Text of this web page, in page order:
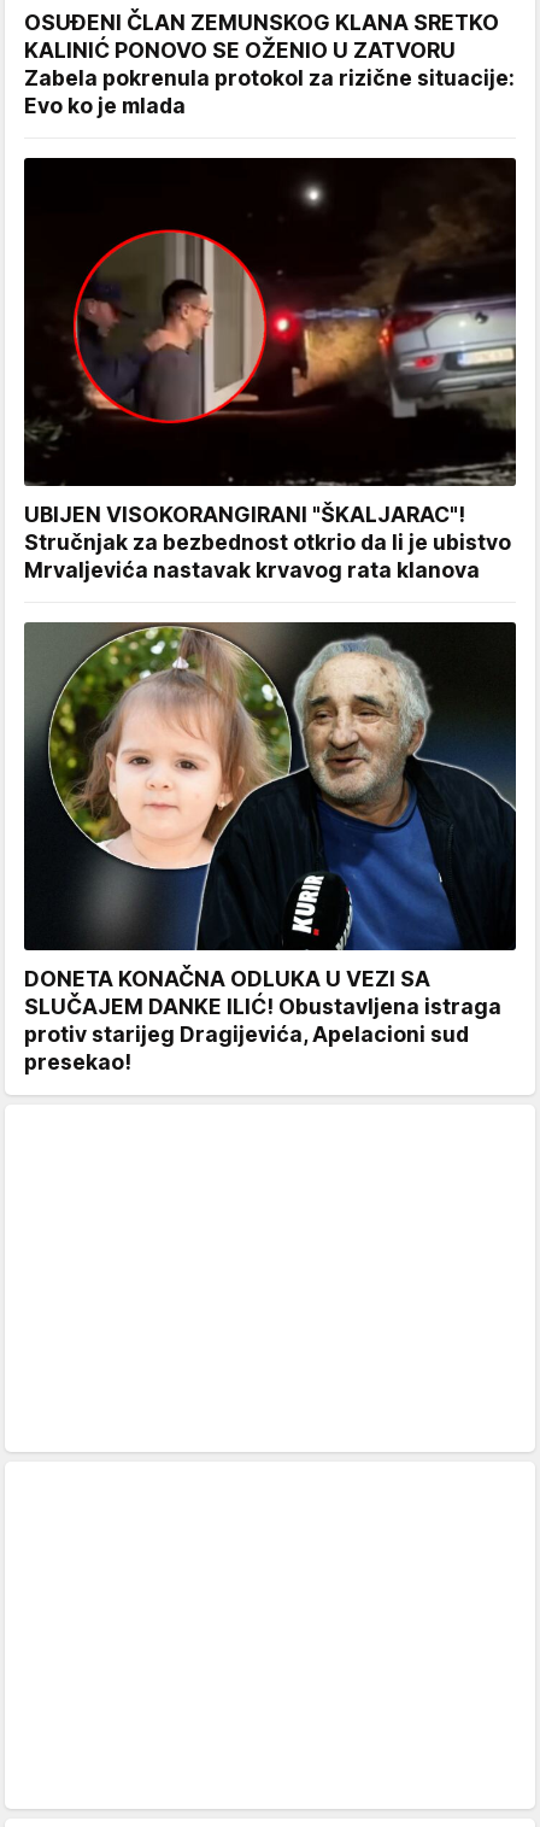
OSUĐENI ČLAN ZEMUNSKOG KLANA SRETKO
KALINIĆ PONOVO SE OŽENIO U ZATVORU
Zabela pokrenula protokol za rizične situacije:
Evo ko je mlada
UBIJEN VISOKORANGIRANI "ŠKALJARAC"!
Stručnjak za bezbednost otkrio da li je ubistvo
Mrvaljevića nastavak krvavog rata klanova
DONETA KONAČNA ODLUKA U VEZI SA
SLUČAJEM DANKE ILIĆ! Obustavljena istraga
protiv starijeg Dragijevića, Apelacioni sud
presekao!